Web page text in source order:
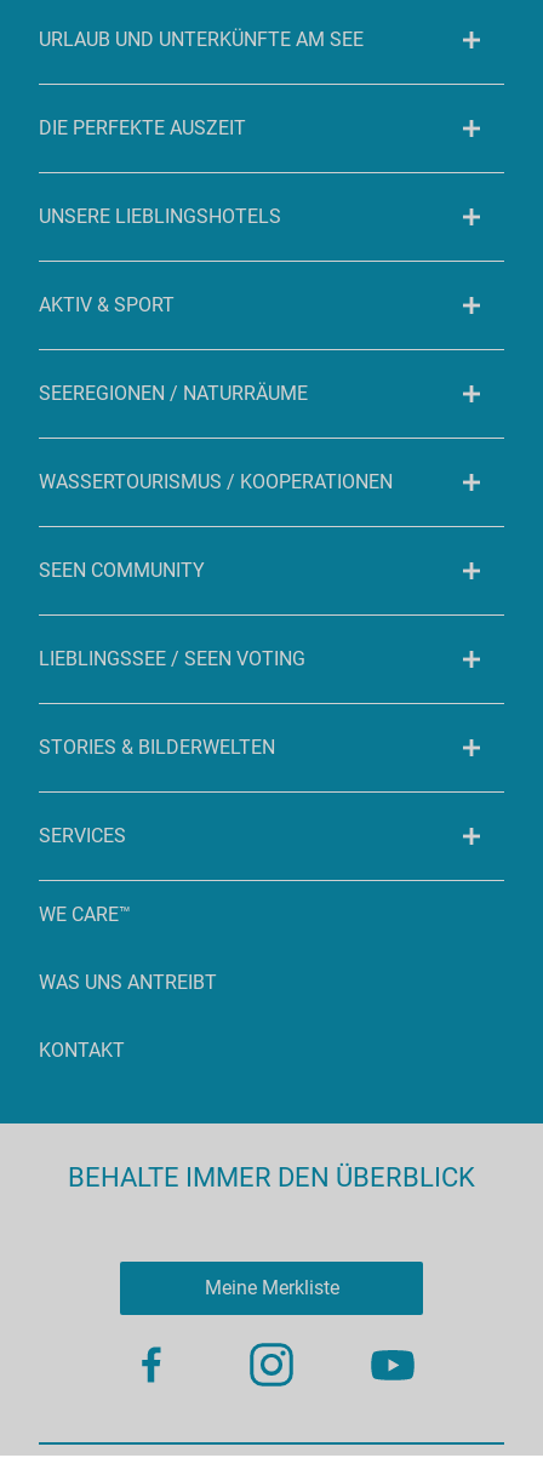
URLAUB UND UNTERKÜNFTE AM SEE
DIE PERFEKTE AUSZEIT
UNSERE LIEBLINGSHOTELS
AKTIV & SPORT
SEEREGIONEN / NATURRÄUME
WASSERTOURISMUS / KOOPERATIONEN
SEEN COMMUNITY
LIEBLINGSSEE / SEEN VOTING
STORIES & BILDERWELTEN
SERVICES
WE CARE™
WAS UNS ANTREIBT
KONTAKT
BEHALTE IMMER DEN ÜBERBLICK
Meine Merkliste